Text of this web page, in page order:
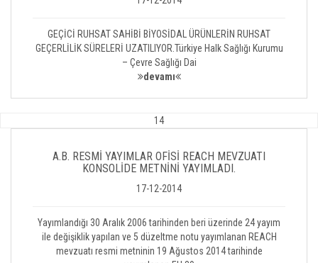
GEÇİCİ RUHSAT SAHİBİ BİYOSİDAL ÜRÜNLERİN RUHSAT
GEÇERLİLİK SÜRELERİ UZATILIYOR.Türkiye Halk Sağlığı Kurumu
– Çevre Sağlığı Dai
devamı
14
A.B. RESMİ YAYIMLAR OFİSİ REACH MEVZUATI
KONSOLİDE METNİNİ YAYIMLADI.
17-12-2014
Yayımlandığı 30 Aralık 2006 tarihinden beri üzerinde 24 yayım
ile değişiklik yapılan ve 5 düzeltme notu yayımlanan REACH
mevzuatı resmi metninin 19 Ağustos 2014 tarihinde